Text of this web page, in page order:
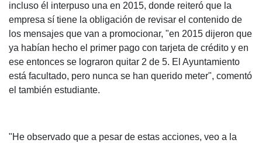
incluso él interpuso una en 2015, donde reiteró que la
empresa sí tiene la obligación de revisar el contenido de
los mensajes que van a promocionar, "en 2015 dijeron que
ya habían hecho el primer pago con tarjeta de crédito y en
ese entonces se lograron quitar 2 de 5. El Ayuntamiento
está facultado, pero nunca se han querido meter", comentó
el también estudiante.
"He observado que a pesar de estas acciones, veo a la